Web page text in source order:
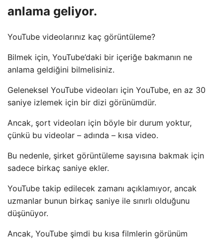
anlama geliyor.
YouTube videolarınız kaç görüntüleme?
Bilmek için, YouTube’daki bir içeriğe bakmanın ne
anlama geldiğini bilmelisiniz.
Geleneksel YouTube videoları için YouTube, en az 30
saniye izlemek için bir dizi görünümdür.
Ancak, şort videoları için böyle bir durum yoktur,
çünkü bu videolar – adında – kısa video.
Bu nedenle, şirket görüntüleme sayısına bakmak için
sadece birkaç saniye ekler.
YouTube takip edilecek zamanı açıklamıyor, ancak
uzmanlar bunun birkaç saniye ile sınırlı olduğunu
düşünüyor.
Ancak, YouTube şimdi bu kısa filmlerin görünüm